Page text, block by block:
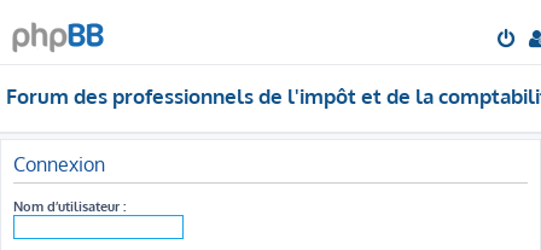
Forum des professionnels de l'impôt et de la
Connexion
Nom d’utilisateur :